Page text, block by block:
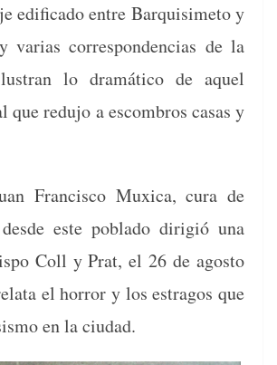
edi­fi­ca­do entre Bar­quisime­to y
varias cor­re­spon­den­cias de la
lo dramáti­co de aquel
que redu­jo a escom­bros casas y
Fran­cis­co Mux­i­ca, cura de
este pobla­do dirigió una
Coll y Prat, el 26 de agos­to
el hor­ror y los estra­gos que
en la ciudad.